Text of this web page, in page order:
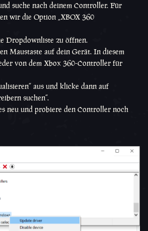
suche nach deinem Controller. Für
wir die Option „XBOX 360
Dropdownliste zu öffnen.
Maustaste auf dein Gerät. In diesem
von dem Xbox 360-Controller für
aus und klicke dann auf
suchen“.
neu und probiere den Controller noch